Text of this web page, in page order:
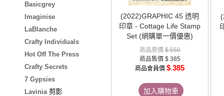
Basicgrey
Imaginise
LaBlanche
Crafty Individuals
Hot Off The Press
Crafty Secrets
7 Gypsies
Lavinia 剪影
(2022)GRAPHIC 45 透明
印章 - Cottage Life Stamp
Set (網購單一價優惠)
商品原價$ 550
商品售價 $ 385
商品會員價 $ 385
加入購物車